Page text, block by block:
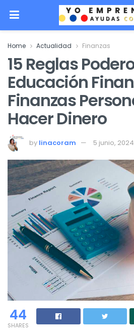
Home Actualidad Finanzas
15 Reglas
Educación
Finanzas
Hacer Dinero
by linacoram 5 junio, 2024
44
SHARES